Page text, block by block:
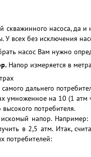
насоса, да и
У всех без исключения
насос Вам нужно
Напор измеряется в
дальнего
умноженное на 10 (1 атм
потребителя.
напор.
в 2,5 атм. Итак,
потребителей: